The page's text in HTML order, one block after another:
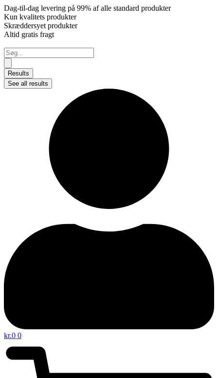
Dag-til-dag levering på 99% af alle standard produkter
Kun kvalitets produkter
Skræddersyet produkter
Altid gratis fragt
Search
...
Results
See all results
kr.0 0